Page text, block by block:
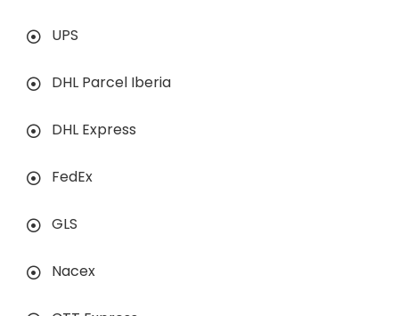
UPS
DHL Parcel Iberia
DHL Express
FedEx
GLS
Nacex